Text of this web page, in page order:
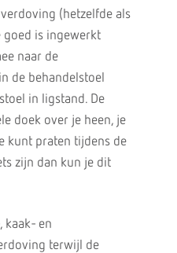
(hetzelfde als
goed is ingewerkt
naar de
de behandelstoel
in ligstand. De
doek over je heen, je
kunt praten tijdens de
zijn dan kun je dit
kaak- en
terwijl de